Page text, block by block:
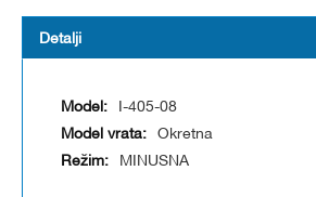
Detalji
I-405-08
Okretna
MINUSNA